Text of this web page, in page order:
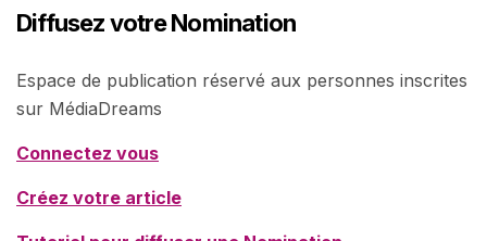
Diffusez votre Nomination
Espace de publication réservé aux personnes inscrites
sur MédiaDreams
Connectez vous
Créez votre article